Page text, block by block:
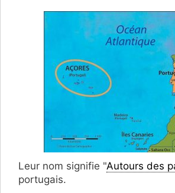
Leur nom signifie "Autours des
portugais.